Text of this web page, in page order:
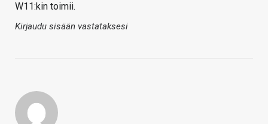
W11:kin toimii.
Kirjaudu sisään vastataksesi